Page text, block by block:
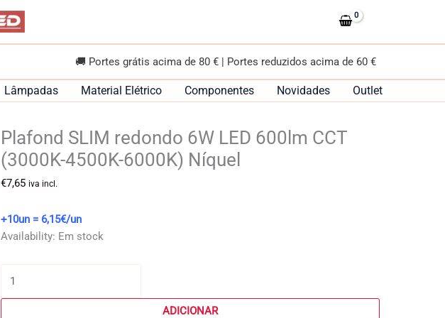
🚚 Portes grátis acima de 80 € | Portes reduzidos acima de 60 €
Lâmpadas Material Elétrico Componentes Novidades Outlet
Plafond SLIM redondo 6W LED 600lm CCT
(3000K-4500K-6000K) Níquel
€7,65 iva incl.
+10un = 6,15€/un
Availability: Em stock
ADICIONAR
LED
600lm
CCT
4500K-
6000K)
Níquel